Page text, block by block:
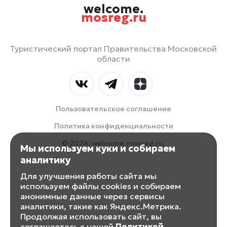
welcome.
mosreg.ru
Туристический портал Правительства Московской
области
Пользовательское соглашение
Политика конфиденциальности
© 2026, welcome.mosreg.ru.
Мы используем куки и собираем
аналитику
Для улучшения работы сайта мы
используем файлы cookies и собираем
анонимные данные через сервисы
аналитики, такие как Яндекс.Метрика.
Продолжая использовать сайт, вы